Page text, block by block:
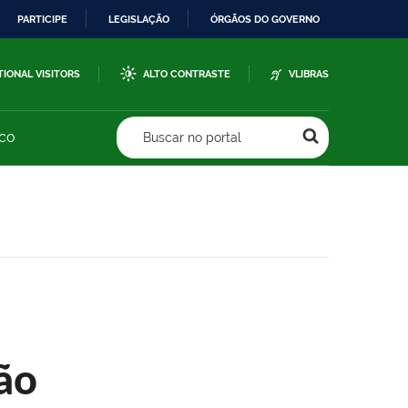
PARTICIPE LEGISLAÇÃO ÓRGÃOS DO GOVERNO
VISITORS ALTO CONTRASTE VLIBRAS
Buscar no portal